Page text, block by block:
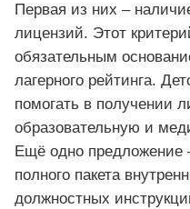
Первая из них –
лицензий. Этот
обязательным
лагерного рейтинга.
помогать в получении
образовательную и
Ещё одно предложение
полного пакета
должностных